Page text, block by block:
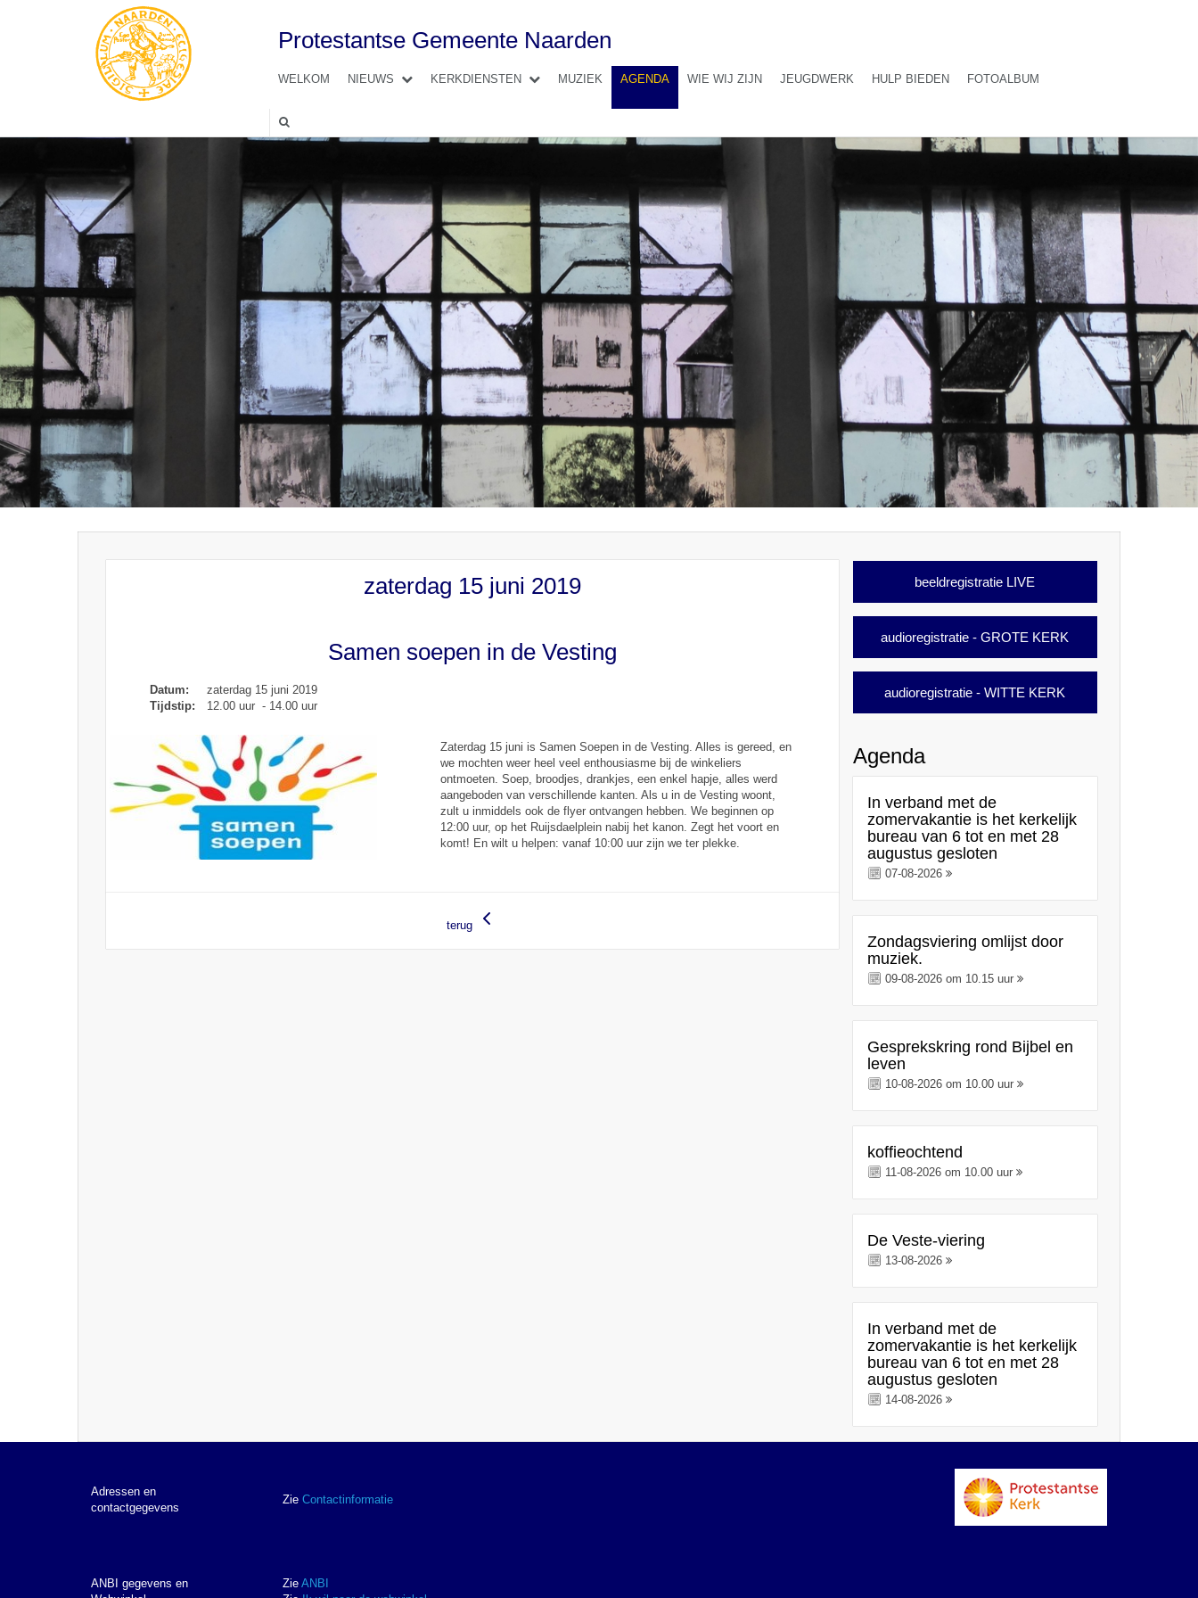
Protestantse Gemeente Naarden
WELKOM NIEUWS KERKDIENSTEN MUZIEK AGENDA WIE WIJ ZIJN JEUGDWERK HULP BIEDEN FOTOALBUM
zaterdag 15 juni 2019
Samen soepen in de Vesting
Datum:
zaterdag 15 juni 2019
Tijdstip:
12.00 uur - 14.00 uur
Zaterdag 15 juni is Samen Soepen in de Vesting. Alles is gereed, en
we mochten weer heel veel enthousiasme bij de winkeliers
ontmoeten. Soep, broodjes, drankjes, een enkel hapje, alles werd
aangeboden van verschillende kanten. Als u in de Vesting woont,
zult u inmiddels ook de flyer ontvangen hebben. We beginnen op
12:00 uur, op het Ruijsdaelplein nabij het kanon. Zegt het voort en
komt! En wilt u helpen: vanaf 10:00 uur zijn we ter plekke.
terug
beeldregistratie LIVE
audioregistratie - GROTE KERK
audioregistratie - WITTE KERK
Agenda
In verband met de
zomervakantie is het kerkelijk
bureau van 6 tot en met 28
augustus gesloten
07-08-2026
Zondagsviering omlijst door
muziek.
09-08-2026 om 10.15 uur
Gesprekskring rond Bijbel en
leven
10-08-2026 om 10.00 uur
koffieochtend
11-08-2026 om 10.00 uur
De Veste-viering
13-08-2026
In verband met de
zomervakantie is het kerkelijk
bureau van 6 tot en met 28
augustus gesloten
14-08-2026
Adressen en
contactgegevens
Zie Contactinformatie
ANBI gegevens en
Zie ANBI